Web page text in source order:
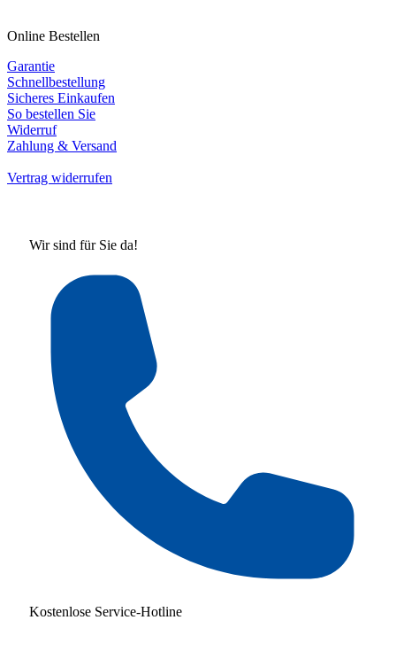
Online Bestellen
Garantie
Schnellbestellung
Sicheres Einkaufen
So bestellen Sie
Widerruf
Zahlung & Versand
Vertrag widerrufen
Wir sind für Sie da!
Kostenlose Service-Hotline